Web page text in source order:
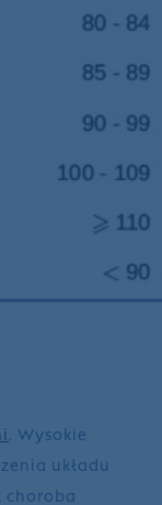
. Wysokie
układu
choroba